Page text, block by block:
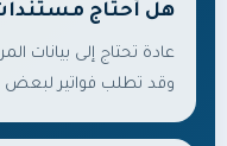
هل أحتاج
عادة تحتاج إلى بيانات
وقد تطلب فواتير لبعض